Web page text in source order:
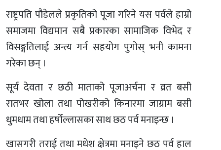
राष्ट्रपति पौडेलले प्रकृतिको पूजा गरिने यस पर्वले हाम्रो
समाजमा विद्यमान सबै प्रकारका सामाजिक विभेद र
विसङ्गतिलाई अन्त्य गर्न सहयोग पुगोस् भनी कामना
गरेका छन् ।
सूर्य देवता र छठी माताको पूजाअर्चना र व्रत बसी
रातभर खोला तथा पोखरीको किनारमा जाग्राम बसी
धुमधाम तथा हर्षोल्लासका साथ छठ पर्व मनाइन्छ ।
खासगरी तराई तथा मधेश क्षेत्रमा मनाइने छठ पर्व हाल